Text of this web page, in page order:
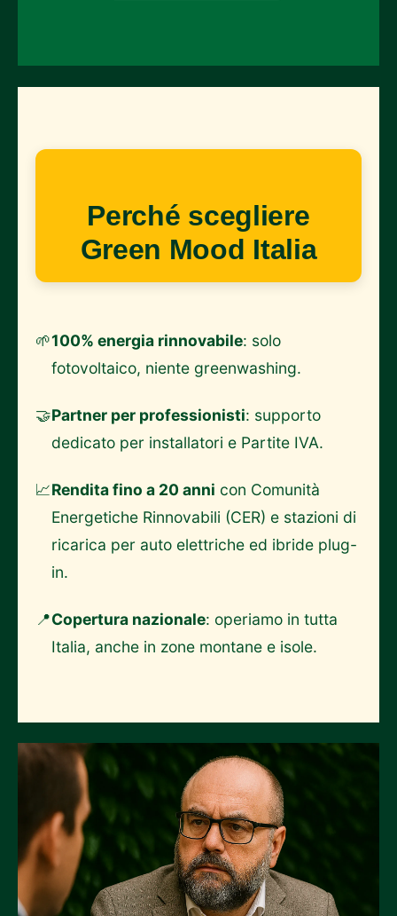
Perché scegliere
Green Mood Italia
🌱100% energia rinnovabile: solo
fotovoltaico, niente greenwashing.
🤝Partner per professionisti: supporto
dedicato per installatori e Partite IVA.
📈Rendita fino a 20 anni con Comunità
Energetiche Rinnovabili (CER) e stazioni di
ricarica per auto elettriche ed ibride plug-
in.
📍Copertura nazionale: operiamo in tutta
Italia, anche in zone montane e isole.